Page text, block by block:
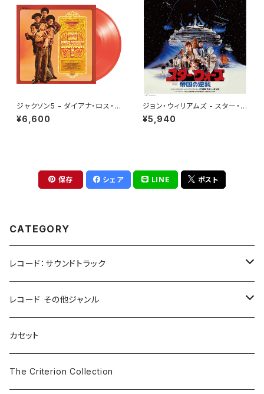
ジャクソン5 - ダイアナ・ロス・プ
レゼンツ・ザ・ジャクソン５ [帰っ
てほしいの][クリア・レッド・オレ
¥6,600
ジョン・ウィリアムズ - スター・ウ
ォーズ／帝国の逆襲 (オリジナ
ル・サウンドトラック) (2LP)
¥5,940
保存 シェア LINE ポスト
CATEGORY
レコード：サウンドトラック
ホラー/スリラー
SF
ドラマ/ロマンス
レコード その他ジャンル
Rock & Pop
The Smiths
Classical
カセット
The Criterion Collection